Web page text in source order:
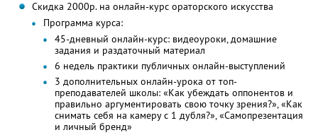
Скидка 2000р. на онлайн-курс ораторского искусства
Программа курса:
45-дневный онлайн-курс: видеоуроки, домашние
задания и раздаточный материал
6 недель практики публичных онлайн-выступлений
3 дополнительных онлайн-урока от топ-
преподавателей школы: «Как убеждать оппонентов и
правильно аргументировать свою точку зрения?», «Как
снимать себя на камеру с 1 дубля?», «Самопрезентация
и личный бренд»